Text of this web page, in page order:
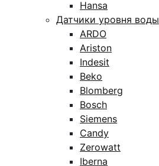
Hansa
Датчики уровня воды
ARDO
Ariston
Indesit
Beko
Blomberg
Bosch
Siemens
Candy
Zerowatt
Iberna